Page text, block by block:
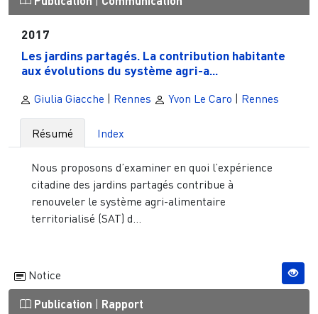
2017
Les jardins partagés. La contribution habitante
aux évolutions du système agri-a...
Giulia Giacche Rennes Yvon Le Caro Rennes
Résumé Index
Nous proposons d’examiner en quoi l’expérience
citadine des jardins partagés contribue à
renouveler le système agri-alimentaire
territorialisé (SAT) d...
Notice
Publication Rapport